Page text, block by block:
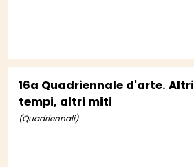
16a Quadriennale d'arte. Altri
tempi, altri miti
(Quadriennali)